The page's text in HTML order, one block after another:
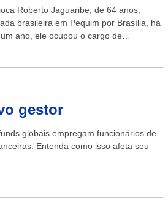
Roberto Jaguaribe, de 64 anos,
brasileira em Pequim por Brasília, há
ano, ele ocupou o cargo de
gestor
globais empregam funcionários de
Entenda como isso afeta seu